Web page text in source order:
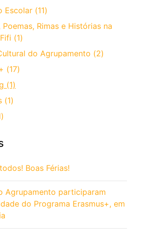
Escolar (11)
Poemas, Rimas e Histórias na
(1)
do Agrupamento (2)
(17)
(1)
(1)
Boas Férias!
Agrupamento participaram
do Programa Erasmus+, em